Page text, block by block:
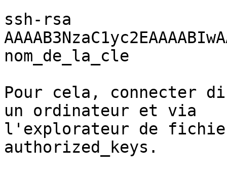
ssh-rsa
nom_de_la_cle
Pour cela, connecter
un ordinateur et via
l'explorateur de
authorized_keys.